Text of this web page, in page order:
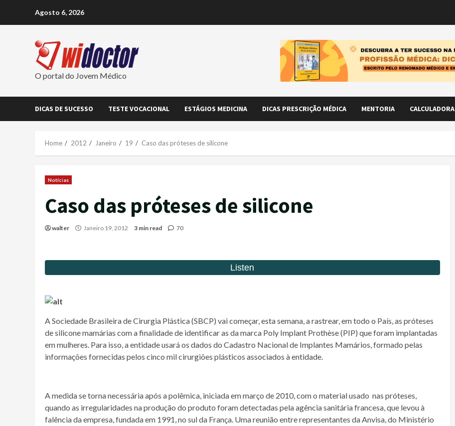
Agosto 6, 2026
O portal do Jovem Médico
DICAS DE SUCESSO TESTE VOCACIONAL ESTÁGIOS MEDICINA DICAS PRESCRIÇÃO MÉDICA MENTORIA CALCULADORA
Home 2012 Janeiro 19 Caso das próteses de silicone
Notícias
Caso das próteses de silicone
walter Janeiro 19, 2012 3 min read 70
A Sociedade Brasileira de Cirurgia Plástica (SBCP) vai começar, esta semana, a rastrear, em todo o País, as próteses
de silicone mamárias com a finalidade de identificar as da marca Poly Implant Prothèse (PIP) que foram implantadas
em mulheres. Para isso, a entidade usará os dados do Cadastro Nacional de Implantes Mamários, formado pelas
informações fornecidas pelos cinco mil cirurgiões plásticos associados à entidade.
A medida se torna necessária após a polêmica, iniciada em março de 2010, com o material usado nas próteses,
quando as irregularidades na produção do produto foram detectadas pela agência sanitária francesa, que levou à
falência da empresa, fundada em 1991, no sul da França. Uma reunião entre representantes da Anvisa, do Ministério